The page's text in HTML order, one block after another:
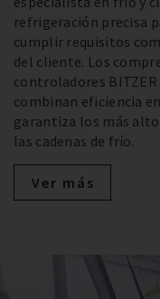
refrigeración precisa
cumplir requisitos
del cliente. Los
controladores
combinan eficiencia
garantiza los más
las cadenas de frío.
Ver más